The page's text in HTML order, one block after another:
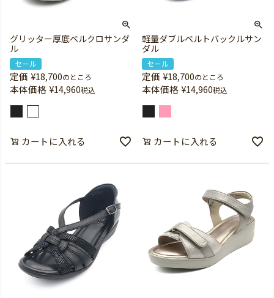
グリッター厚底ベルクロサンダ
ル
セール
定価 ¥18,700のところ
本体価格 ¥14,960税込
カートに入れる
軽量ダブルベルトバックルサン
ダル
セール
定価 ¥18,700のところ
本体価格 ¥14,960税込
カートに入れる